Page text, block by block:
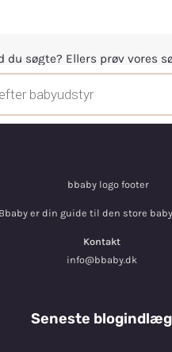
du søgte? Ellers prøv vores
Bbaby er din guide til den store
Kontakt
info@bbaby.dk
Seneste blogindlæg